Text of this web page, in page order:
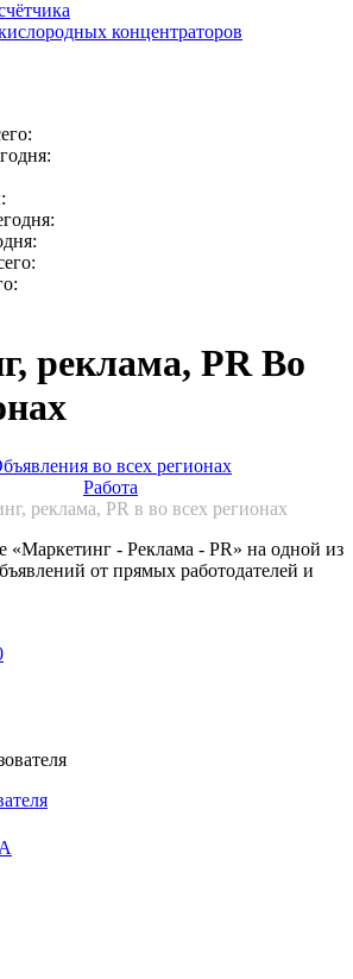
концентраторов
реклама, PR Во
во всех регионах
Работа
реклама, PR в во всех регионах
«Маркетинг - Реклама - PR» на одной из
от прямых работодателей и